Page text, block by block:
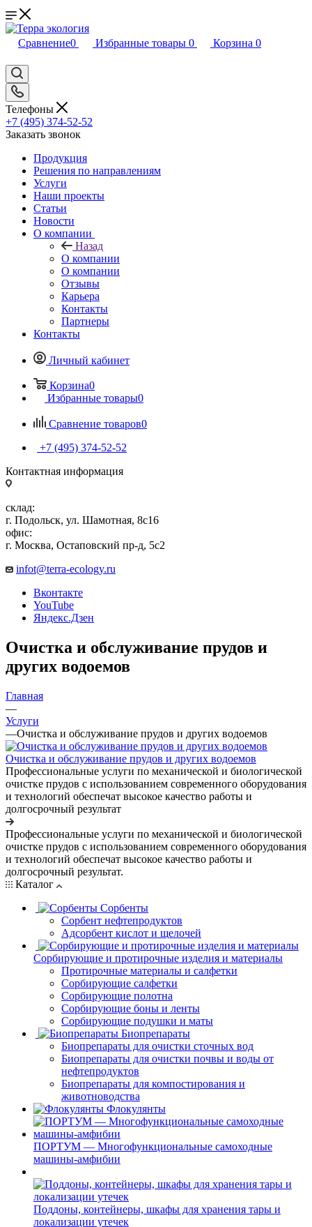
Сравнение0 Избранные товары 0 Корзина 0
Телефоны
+7 (495) 374-52-52
Заказать звонок
Продукция
Решения по направлениям
Услуги
Наши проекты
Статьи
Новости
О компании
Назад
О компании
О компании
Отзывы
Карьера
Контакты
Партнеры
Контакты
Личный кабинет
Корзина0
Избранные товары0
Сравнение товаров0
+7 (495) 374-52-52
Контактная информация
склад:
г. Подольск, ул. Шамотная, 8с16
офис:
г. Москва, Остаповский пр-д, 5с2
infot@terra-ecology.ru
Вконтакте
YouTube
Яндекс.Дзен
Очистка и обслуживание прудов и
других водоемов
Главная
—
Услуги
—Очистка и обслуживание прудов и других водоемов
Очистка и обслуживание прудов и других водоемов
Профессиональные услуги по механической и биологической
очистке прудов с использованием современного оборудования
и технологий обеспечат высокое качество работы и
долгосрочный результат
Профессиональные услуги по механической и биологической
очистке прудов с использованием современного оборудования
и технологий обеспечат высокое качество работы и
долгосрочный результат.
Каталог
Сорбенты
Сорбент нефтепродуктов
Адсорбент кислот и щелочей
Сорбирующие и протирочные изделия и материалы
Протирочные материалы и салфетки
Сорбирующие салфетки
Сорбирующие полотна
Сорбирующие боны и ленты
Сорбирующие подушки и маты
Биопрепараты
Биопрепараты для очистки сточных вод
Биопрепараты для очистки почвы и воды от
нефтепродуктов
Биопрепараты для компостирования и
животноводства
Флокулянты
ПОРТУМ — Многофункциональные самоходные
машины-амфибии
Поддоны, контейнеры, шкафы для хранения тары и
локализации утечек